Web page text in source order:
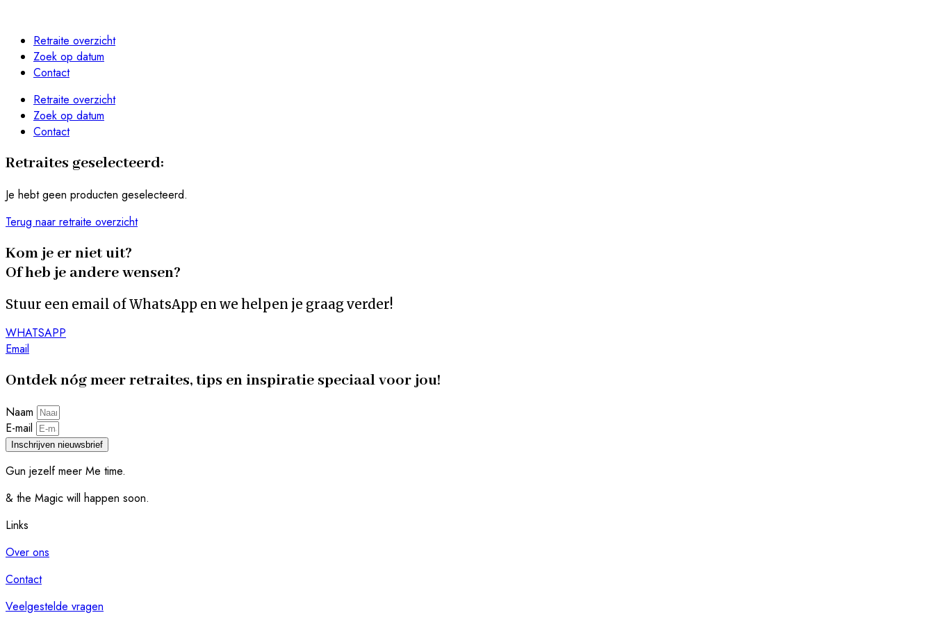
Retraite overzicht
Zoek op datum
Contact
Retraite overzicht
Zoek op datum
Contact
Retraites geselecteerd:
Je hebt geen producten geselecteerd.
Terug naar retraite overzicht
Kom je er niet uit?
Of heb je andere wensen?
Stuur een email of WhatsApp en we helpen je graag verder!
WHATSAPP
Email
Ontdek nóg meer retraites, tips en inspiratie speciaal voor jou!
Naam
E-mail
Inschrijven nieuwsbrief
Gun jezelf meer Me time.​
& the Magic will happen soon.
Links
Over ons
Contact
Veelgestelde vragen